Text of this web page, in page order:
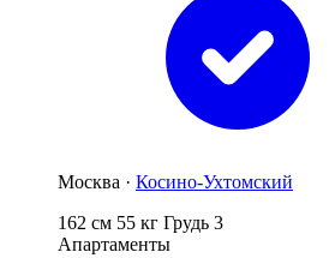
Москва · Косино-Ухтомский
162 см 55 кг Грудь 3
Апартаменты